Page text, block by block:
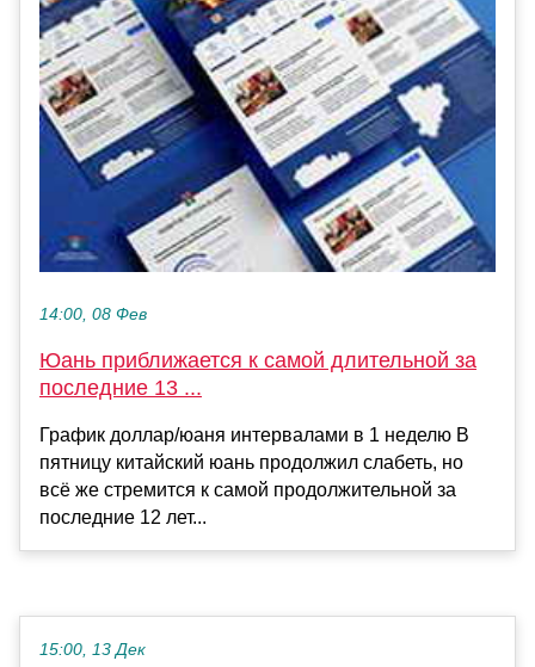
14:00, 08 Фев
Юань приближается к самой длительной за
последние 13 ...
График доллар/юаня интервалами в 1 неделю В
пятницу китайский юань продолжил слабеть, но
всё же стремится к самой продолжительной за
последние 12 лет...
15:00, 13 Дек